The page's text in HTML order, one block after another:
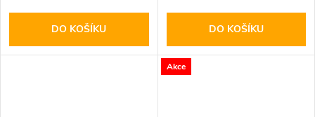
DO KOŠÍKU DO KOŠÍKU
Akce